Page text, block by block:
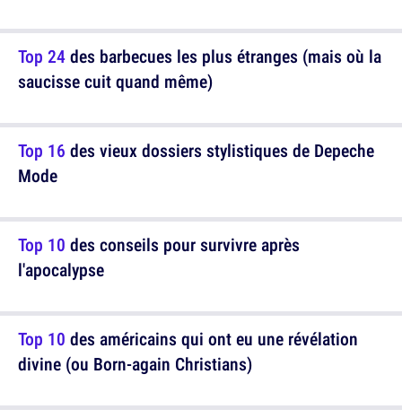
Top 24des barbecues les plus étranges (mais où la
saucisse cuit quand même)
Top 10 des conseils pour survivre après
l'apocalypse
Top 16 des vieux dossiers stylistiques de Depeche
Mode
Top 10 des américains qui ont eu une révélation
divine (ou Born-again Christians)